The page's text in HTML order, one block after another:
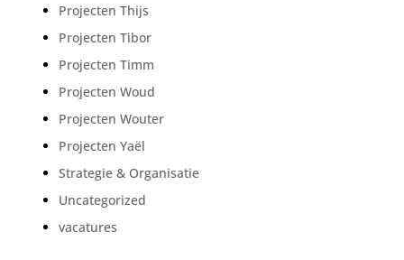
Projecten Thijs
Projecten Tibor
Projecten Timm
Projecten Woud
Projecten Wouter
Projecten Yaël
Strategie & Organisatie
Uncategorized
vacatures